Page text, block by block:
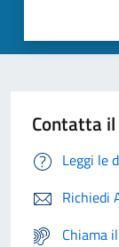
Contatta
Leggi le
Richiedi
Chiama